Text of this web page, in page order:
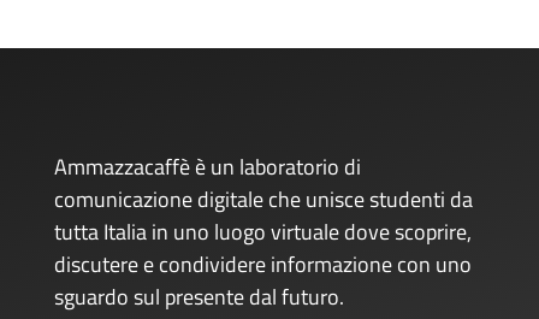
Ammazzacaffè è un laboratorio di
comunicazione digitale che unisce studenti da
tutta Italia in uno luogo virtuale dove scoprire,
discutere e condividere informazione con uno
sguardo sul presente dal futuro.